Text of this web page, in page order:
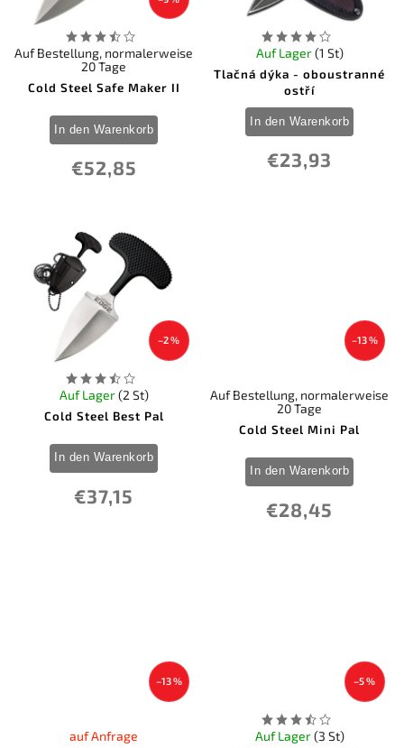
Cold Steel Safe Maker II
Auf Bestellung, normalerweise
20 Tage
€52,85
In den Warenkorb
Tlačná dýka - oboustranné
ostří
Auf Lager(1 St)
€23,93
In den Warenkorb
–2 %
Cold Steel Best Pal
Auf Lager(2 St)
€37,15
In den Warenkorb
–13 %
Cold Steel Mini Pal
Auf Bestellung, normalerweise
20 Tage
€28,45
In den Warenkorb
–13 %
auf Anfrage
–5 %
Auf Lager(3 St)